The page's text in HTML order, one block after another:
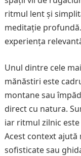
ritmul lent și
meditație
experiența
Unul dintre cele
mănăstiri este
montane sau
direct cu natura.
iar ritmul zilnic
Acest context ajută
sofisticate sau